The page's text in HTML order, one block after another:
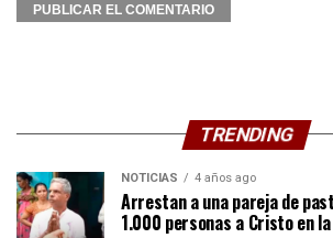
TRENDING
NOTICIAS 4 años ago
Arrestan a una pareja de
1.000 personas a Cristo en